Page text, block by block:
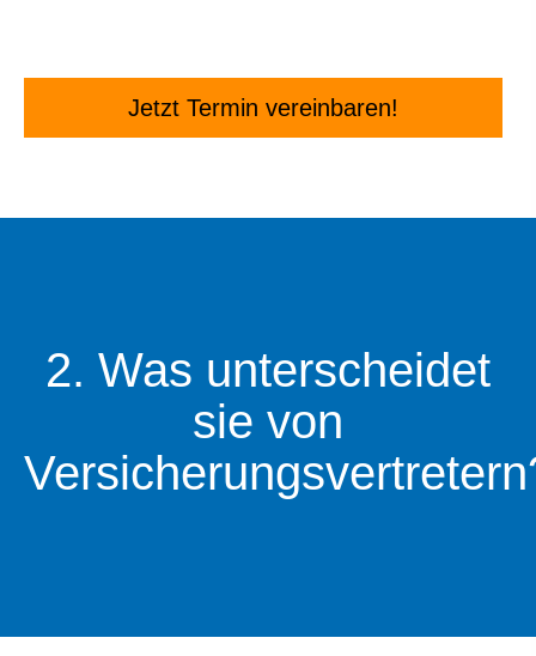
Jetzt Termin ver­ein­baren!
2. Was unterscheidet
sie von